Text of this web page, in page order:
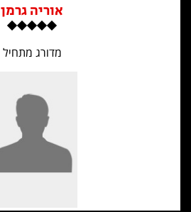
אוריה גרמן
מדורג מתחיל